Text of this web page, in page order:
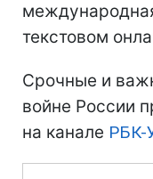
текстовом
Срочные и
войне России
на канале РБК-